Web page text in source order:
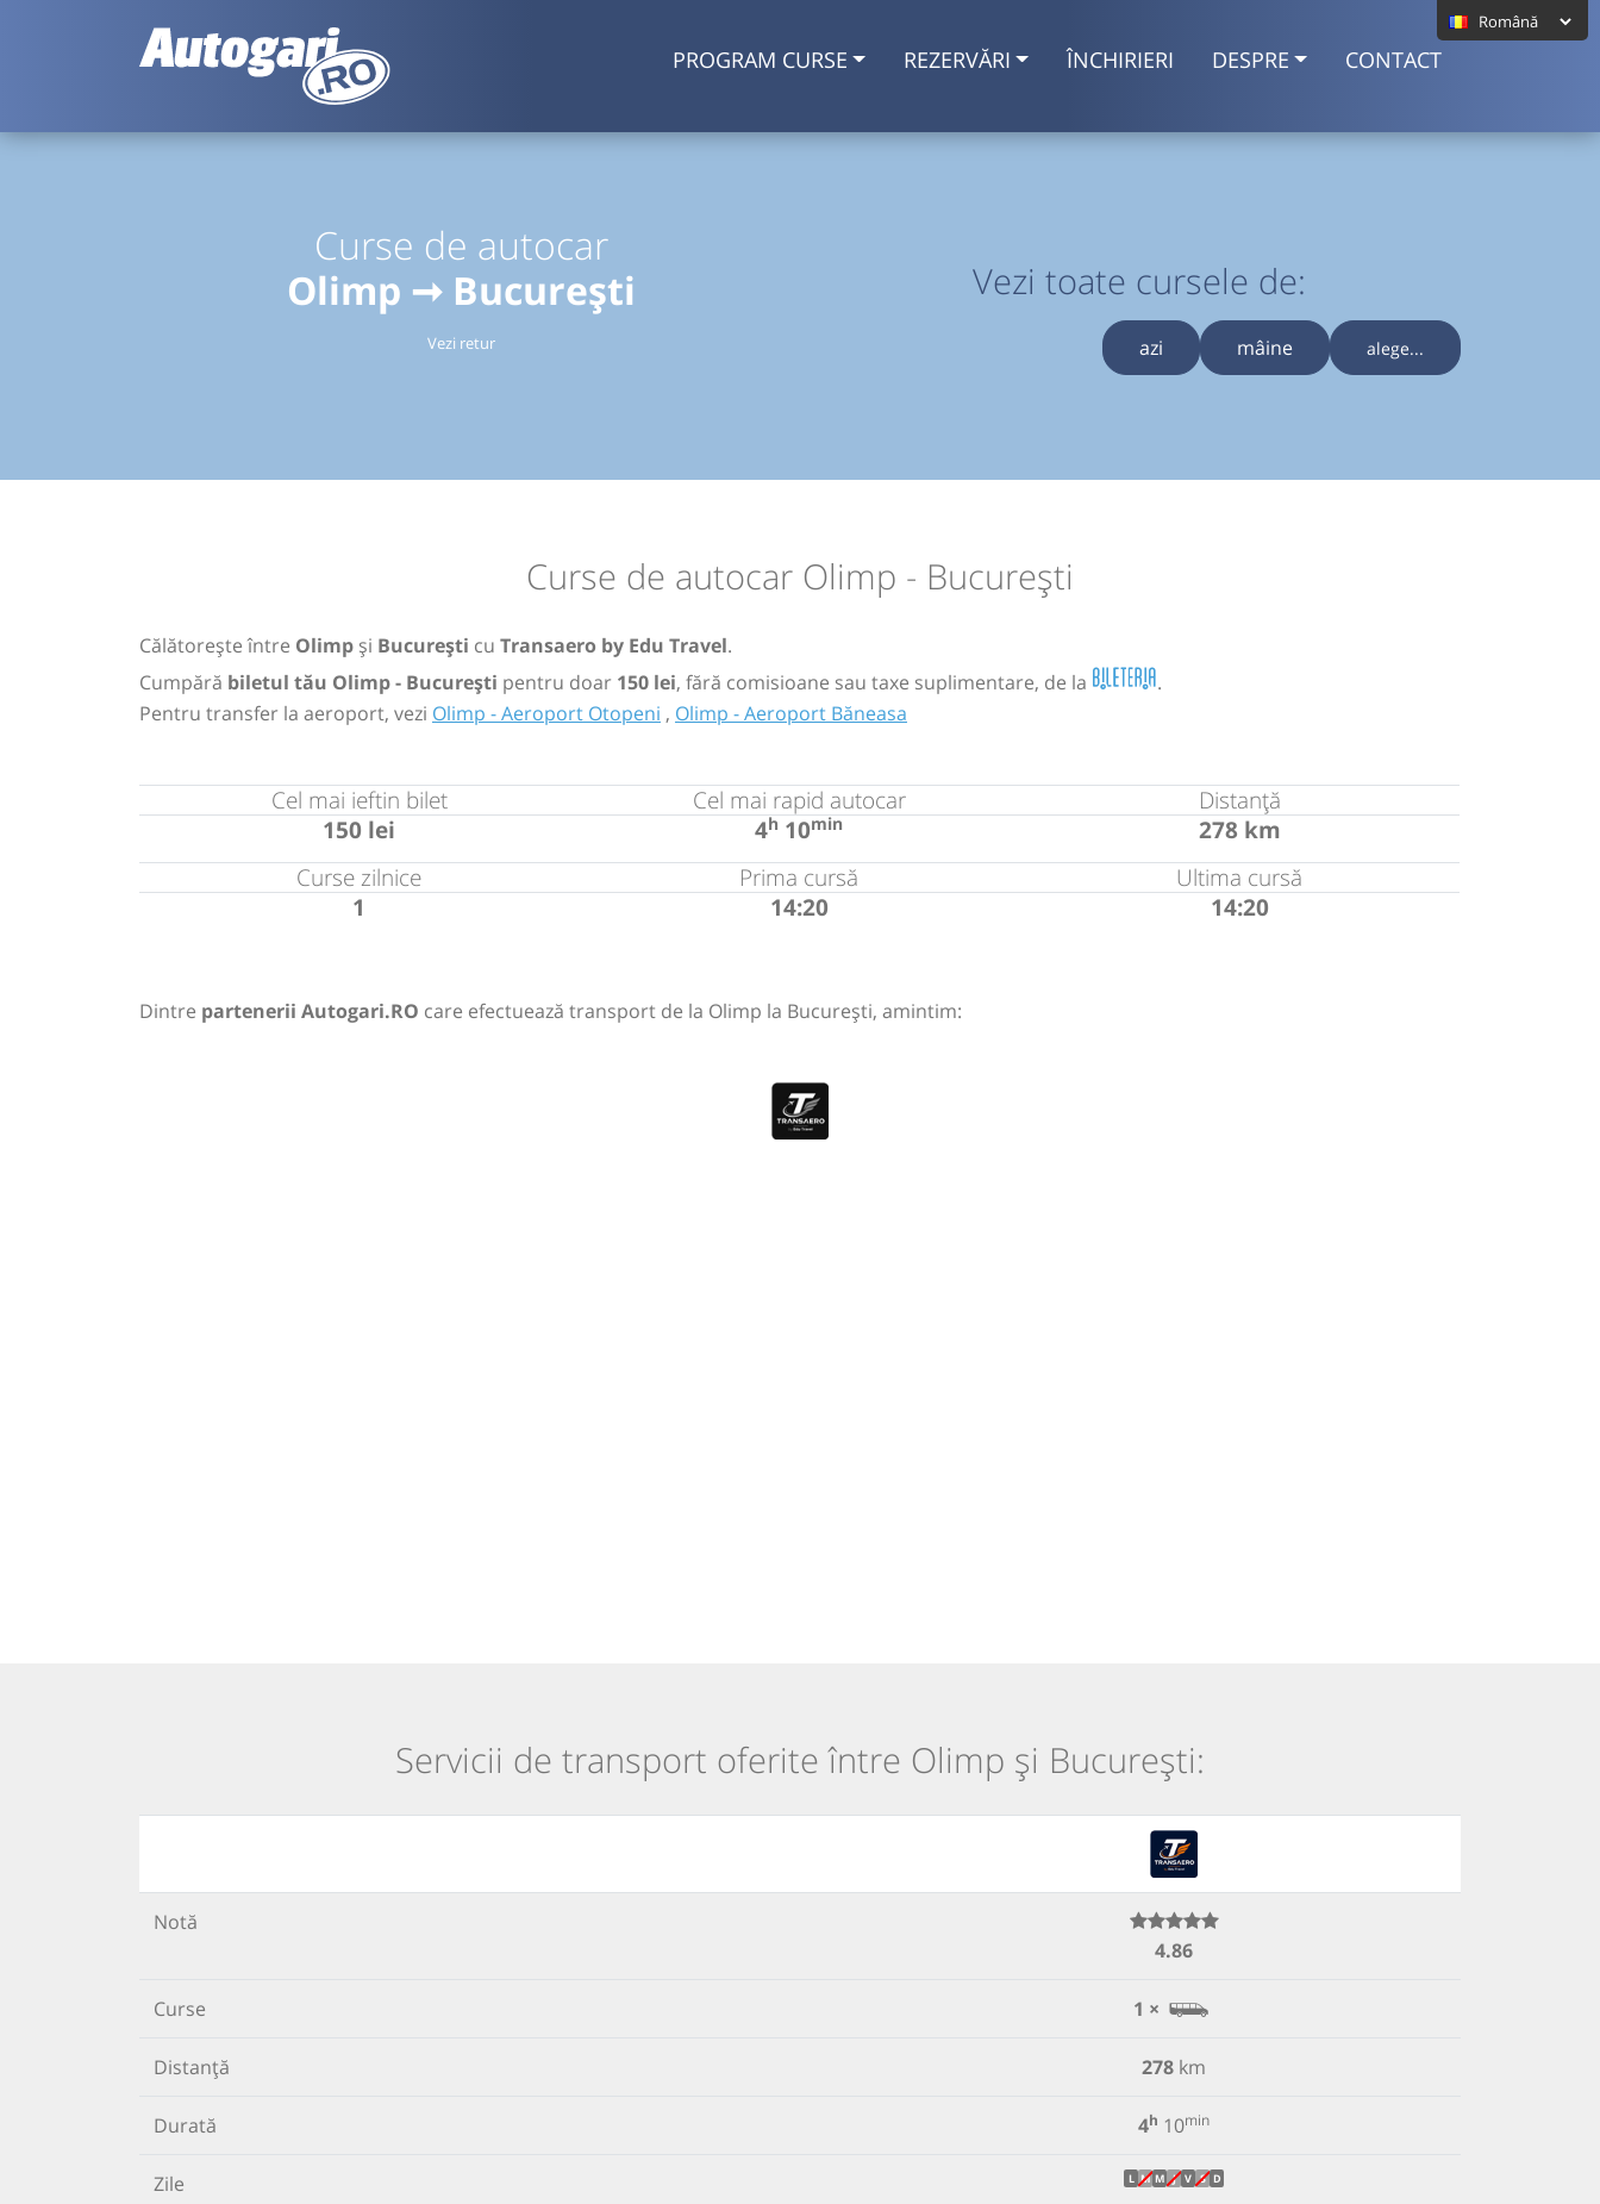
PROGRAM CURSE REZERVĂRI ÎNCHIRIERI DESPRE CONTACT
Curse de autocar
Olimp ➞ București
Vezi retur
Vezi toate cursele de:
azi mâine alege...
Curse de autocar Olimp - București
Călătorește între Olimp și București cu Transaero by Edu Travel.
Cumpără biletul tău Olimp - București pentru doar 150 lei, fără comisioane sau taxe suplimentare, de la
.
Pentru transfer la aeroport, vezi Olimp - Aeroport Otopeni , Olimp - Aeroport Băneasa
Cel mai ieftin bilet
150 lei
Cel mai rapid autocar
4h 10min
Distanță
278 km
Curse zilnice
1
Prima cursă
14:20
Ultima cursă
14:20
Dintre partenerii Autogari.RO care efectuează transport de la Olimp la București, amintim:
Servicii de transport oferite între Olimp și București:
Notă
4.86
Curse 1 ×
Distanță 278 km
Durată 4h 10min
Zile L M M J V S D